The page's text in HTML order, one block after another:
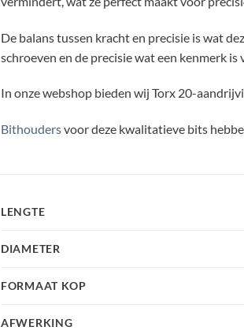
De balans tussen kracht en precisie is wat
schroeven en de precisie wat een kenmerk is
In onze webshop bieden wij Torx 20-
Bithoudersvoor deze kwalitatieve bits
LENGTE
DIAMETER
FORMAAT KOP
AFWERKING